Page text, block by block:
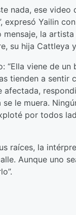
nada, ese
expresó Yailin
mensaje, la
su hija Cattleya
“Ella viene de
tienden a sentir
afectada,
le muera.
por todos
raíces, la
Aunque uno